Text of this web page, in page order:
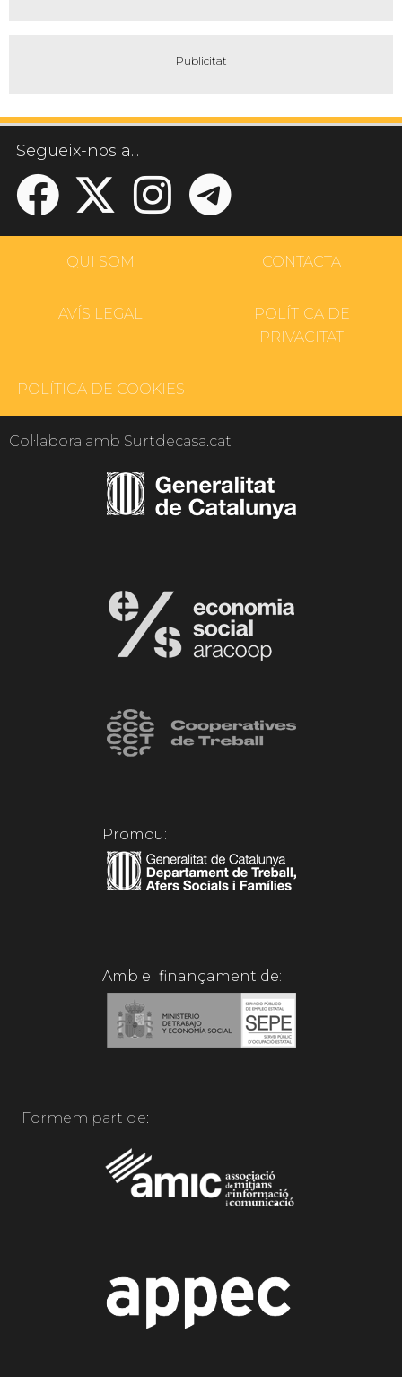
Segueix-nos a...
QUI SOM CONTACTA
AVÍS LEGAL
POLÍTICA DE
PRIVACITAT
POLÍTICA DE COOKIES
Col·labora amb Surtdecasa.cat
Promou:
Amb el finançament de:
Formem part de: